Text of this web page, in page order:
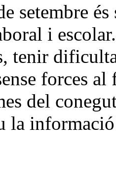
setembre
i
tenir
forces
del
la